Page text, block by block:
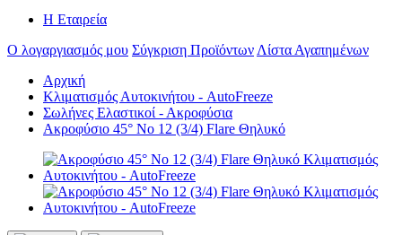
Η Εταιρεία
Ο λογαργιασμός μου Σύγκριση ΠροϊόντωνΛίστα Αγαπημένων
Αρχική
Κλιματισμός Αυτοκινήτου - AutoFreeze
Σωλήνες Ελαστικοί - Ακροφύσια
Ακροφύσιο 45° Νο 12 (3/4) Flare Θηλυκό